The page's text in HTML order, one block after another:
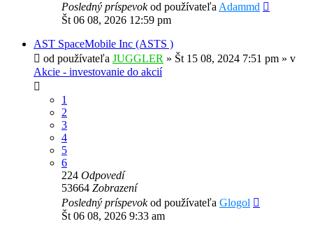
Posledný príspevokod používateľaAdammd
Št 06 08, 2026 12:59 pm
AST SpaceMobile Inc (ASTS )
od používateľa JUGGLER » Št 15 08, 2024 7:51 pm » v
Akcie - investovanie do akcií
1
2
3
4
5
6
224 Odpovedí
53664 Zobrazení
Posledný príspevokod používateľa Glogol
Št 06 08, 2026 9:33 am